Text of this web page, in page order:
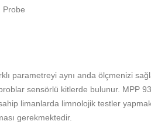
Probe
parametreyi aynı anda ölçmenizi
sensörlü kitlerde bulunur. MPP
limanlarda limnolojik testler
gerekmektedir.